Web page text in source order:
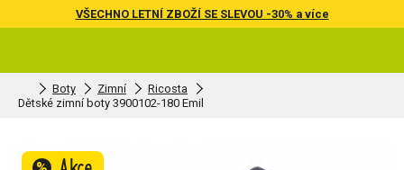
VŠECHNO LETNÍ ZBOŽÍ SE SLEVOU -30% a více
Boty Zimní
Ricosta
Dětské zimní boty 3900102-180 Emil